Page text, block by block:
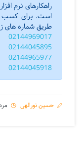
راهکارهای نرم
است. برای کسب
طریق شماره های
02144969017
02144045895
02144965977
02144045918
حسین نورالهی